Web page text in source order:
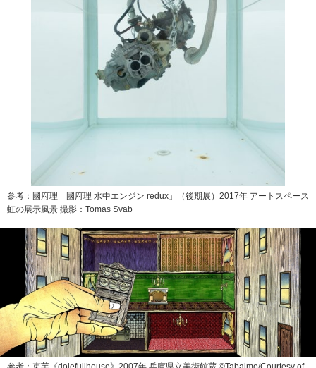
参考：國府理「國府理 水中エンジン redux」（後期展）2017年 アートスペース
虹の展示風景 撮影：Tomas Svab